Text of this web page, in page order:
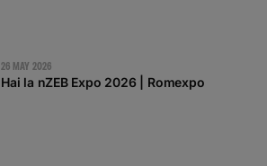
26 MAY 2026
Hai la nZEB Expo 2026 | Romexpo